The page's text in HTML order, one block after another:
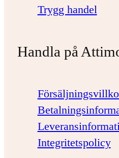
Trygg handel
Handla på
Integritetspolicy